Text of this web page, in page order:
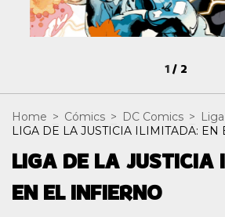
1/ 2
Home > Cómics > DC Comics >
LIGA DE LA JUSTICIA ILIMITADA: EN
LIGA DE LA JUSTICIA
EN EL INFIERNO